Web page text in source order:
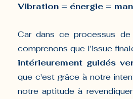
Vibration = énergie =
Car dans ce processus
comprenons que l'issue
intérieurement guidés
que c'est grâce à notre
notre aptitude à